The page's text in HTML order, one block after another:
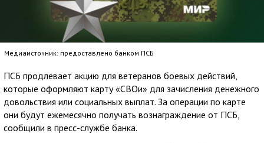
Медиаисточник: предоставлено банком ПСБ
ПСБ продлевает акцию для ветеранов боевых действий,
которые оформляют карту «СВОи» для зачисления денежного
довольствия или социальных выплат. За операции по карте
они будут ежемесячно получать вознаграждение от ПСБ,
сообщили в пресс-службе банка.